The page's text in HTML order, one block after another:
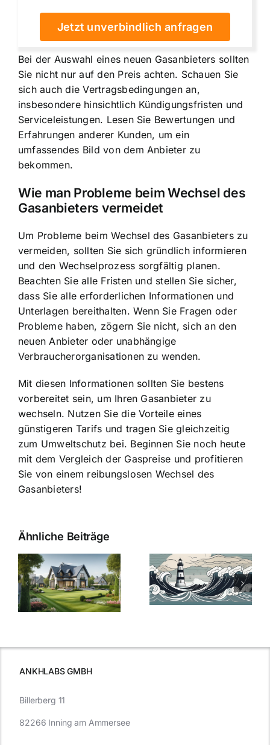
Jetzt unverbindlich anfragen
Bei der Auswahl eines neuen Gasanbieters sollten
Sie nicht nur auf den Preis achten. Schauen Sie
sich auch die Vertragsbedingungen an,
insbesondere hinsichtlich Kündigungsfristen und
Serviceleistungen. Lesen Sie Bewertungen und
Erfahrungen anderer Kunden, um ein
umfassendes Bild von dem Anbieter zu
bekommen.
Wie man Probleme beim Wechsel des
Gasanbieters vermeidet
Um Probleme beim Wechsel des Gasanbieters zu
vermeiden, sollten Sie sich gründlich informieren
und den Wechselprozess sorgfältig planen.
Beachten Sie alle Fristen und stellen Sie sicher,
dass Sie alle erforderlichen Informationen und
Unterlagen bereithalten. Wenn Sie Fragen oder
Probleme haben, zögern Sie nicht, sich an den
neuen Anbieter oder unabhängige
Verbraucherorganisationen zu wenden.
Mit diesen Informationen sollten Sie bestens
vorbereitet sein, um Ihren Gasanbieter zu
wechseln. Nutzen Sie die Vorteile eines
günstigeren Tarifs und tragen Sie gleichzeitig
zum Umweltschutz bei. Beginnen Sie noch heute
mit dem Vergleich der Gaspreise und profitieren
Sie von einem reibungslosen Wechsel des
Gasanbieters!
Ähnliche Beiträge
Bauzinsen im
Sturm: Die
aktuelle
Entwicklung
Die Evolution
der
Bauzinsen: Ein
Blick in die
ANKHLABS GMBH
Billerberg 11
82266 Inning am Ammersee